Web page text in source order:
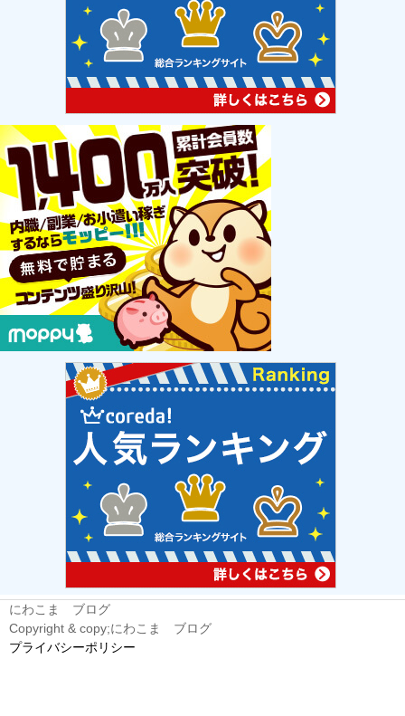
にわこま ブログ
Copyright & copy;にわこま ブログ
プライバシーポリシー